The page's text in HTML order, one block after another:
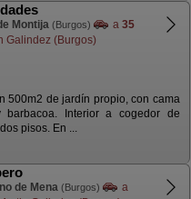
Montija (Burgos) a 35
Galindez (Burgos)
500m2 de jardín propio, con cama
barbacoa. Interior a cogedor de
pisos. En ...
de Mena (Burgos)
a